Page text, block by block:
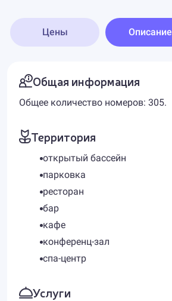
Цены Описание
Общая информация
Общее количество номеров: 305.
Территория
открытый бассейн
парковка
ресторан
бар
кафе
конференц-зал
спа-центр
Услуги